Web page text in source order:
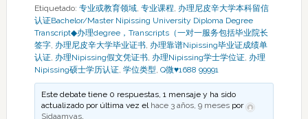
Etiquetado: 专业或教育领域, 专业课程, 办理尼皮辛大学本科留信
认证Bachelor/Master Nipissing University Diploma Degree
Transcript◆办理degree，Transcripts（一对一服务包括毕业院长
签字, 办理尼皮辛大学毕业证书, 办理靠谱Nipissing毕业证成绩单
认证, 办理Nipissing假文凭证书, 办理Nipissing学士学位证, 办理
Nipissing硕士学历认证, 学位类型, Q微♥1688 99991
Este debate tiene 0 respuestas, 1 mensaje y ha sido
actualizado por última vez el hace 3 años, 9 meses por
Sidaamyas.